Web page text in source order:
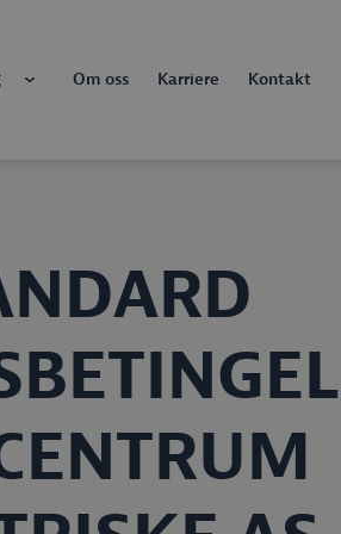
Om oss Karriere Kontakt